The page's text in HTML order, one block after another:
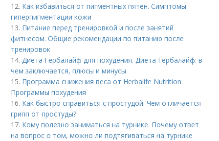
12. Как избавиться от пигментных пятен. Симптомы
гиперпигментации кожи
13. Питание перед тренировкой и после занятий
фитнесом. Общие рекомендации по питанию после
тренировок
14.Диета Гербалайф для похудения. Диета Гербалайф: в
чем заключается, плюсы и минусы
15. Программа снижения веса от Herbalife Nutrition.
Программы похудения
16. Как быстро справиться с простудой. Чем отличается
грипп от простуды?
17. Кому полезно заниматься на турнике. Почему ответ
на вопрос о том, можно ли подтягиваться на турнике